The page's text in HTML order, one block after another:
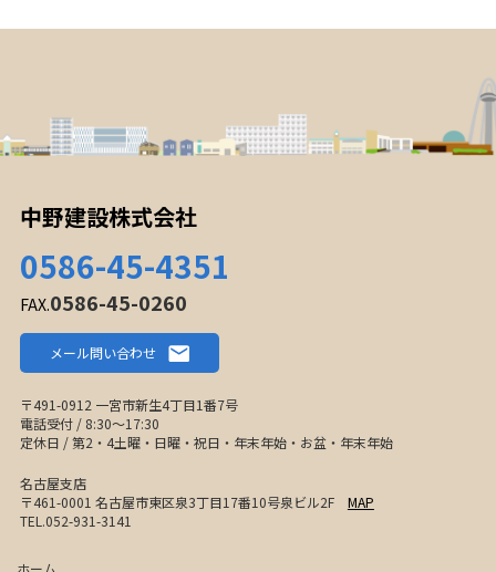
中野建設株式会社
0586-45-4351
FAX.0586-45-0260
メール問い合わせ
〒491-0912 一宮市新生4丁目1番7号
電話受付 / 8:30〜17:30
定休日 / 第2・4土曜・日曜・祝日・年末年始・お盆・年末年始
名古屋支店
〒461-0001 名古屋市東区泉3丁目17番10号泉ビル2F MAP
TEL.052-931-3141
ホーム